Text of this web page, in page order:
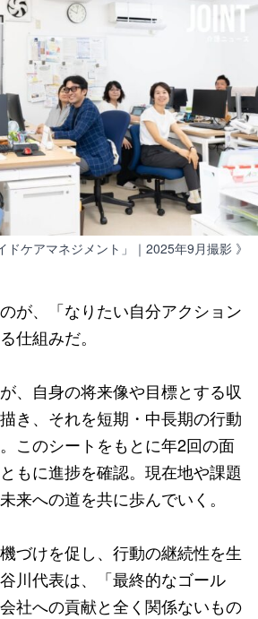
ドケアマネジメント」｜2025年9月撮影 》
が、「なりたい自分アクション
仕組みだ。
、自身の将来像や目標とする収
き、それを短期・中長期の行動
このシートをもとに年2回の面
もに進捗を確認。現在地や課題
来への道を共に歩んでいく。
づけを促し、行動の継続性を生
川代表は、「最終的なゴール
社への貢献と全く関係ないもの